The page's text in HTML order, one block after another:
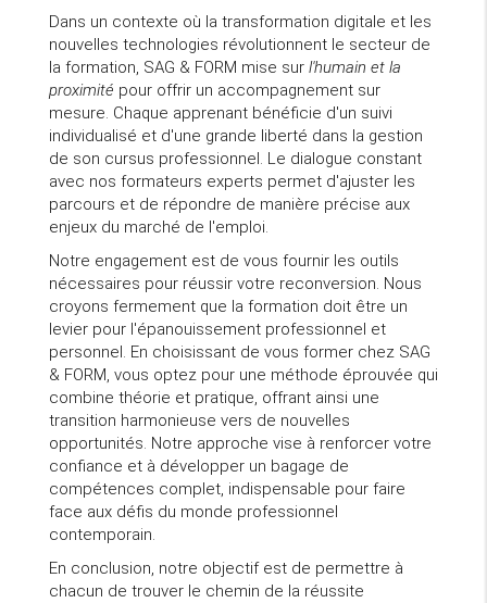
Dans un contexte où la transformation digitale et les
nouvelles technologies révolutionnent le secteur de
la formation, SAG & FORM mise sur l'humain et la
proximité pour offrir un accompagnement sur
mesure. Chaque apprenant bénéficie d'un suivi
individualisé et d'une grande liberté dans la gestion
de son cursus professionnel. Le dialogue constant
avec nos formateurs experts permet d'ajuster les
parcours et de répondre de manière précise aux
enjeux du marché de l'emploi.
Notre engagement est de vous fournir les outils
nécessaires pour réussir votre reconversion. Nous
croyons fermement que la formation doit être un
levier pour l'épanouissement professionnel et
personnel. En choisissant de vous former chez SAG
& FORM, vous optez pour une méthode éprouvée qui
combine théorie et pratique, offrant ainsi une
transition harmonieuse vers de nouvelles
opportunités. Notre approche vise à renforcer votre
confiance et à développer un bagage de
compétences complet, indispensable pour faire
face aux défis du monde professionnel
contemporain.
En conclusion, notre objectif est de permettre à
chacun de trouver le chemin de la réussite